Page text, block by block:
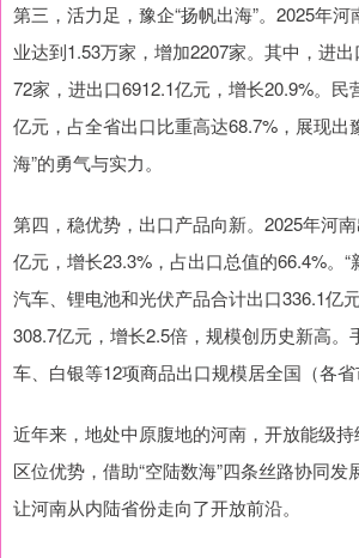
第三，活力足，豫企“扬帆出海”。2025年
业达到1.53万家，增加2207家。其中，进
72家，进出口6912.1亿元，增长20.9%。民
亿元，占全省出口比重高达68.7%，展现出
海”的勇气与实力。
第四，稳优势，出口产品向新。2025年河
亿元，增长23.3%，占出口总值的66.4%。“
汽车、锂电池和光伏产品合计出口336.1亿
308.7亿元，增长2.5倍，规模创历史新高。
车、白银等12项商品出口规模居全国（各省
近年来，地处中原腹地的河南，开放能级
区位优势，借助“空陆数海”四条丝路协同发
让河南从内陆省份走向了开放前沿。